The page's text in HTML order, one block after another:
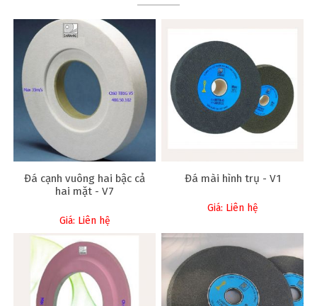
Đá cạnh vuông hai bậc cả
hai mặt - V7
Giá: Liên hệ
Đá mài hình trụ - V1
Giá: Liên hệ